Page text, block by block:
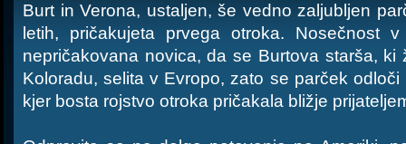
Burt in Verona, ustaljen, še vedno zaljubljen
letih, pričakujeta prvega otroka. Nosečnost
nepričakovana novica, da se Burtova starša, ki
Koloradu, selita v Evropo, zato se parček
kjer bosta rojstvo otroka pričakala bližje